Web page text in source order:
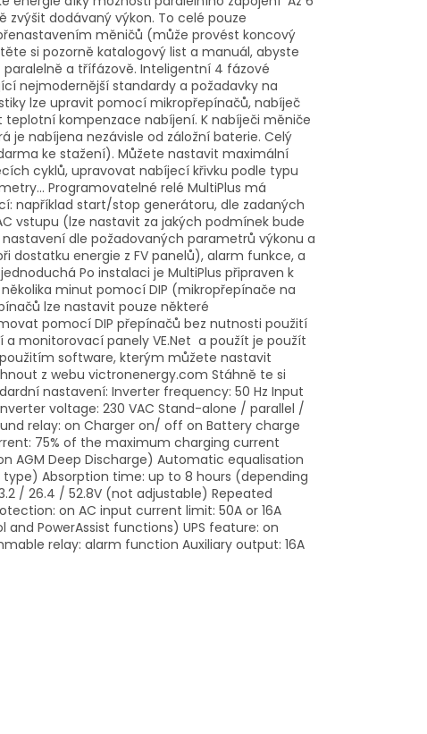
dodávaný výkon. To celé pouze
měničů (může provést koncový
si pozorně katalogový list a manuál, abyste
a třífázově. Inteligentní 4 fázové
nejmodernější standardy a požadavky na
lze upravit pomocí mikropřepínačů, nabíječ
kompenzace nabíjení. K nabíječi měniče
je nabíjena nezávisle od záložní baterie. Celý
ke stažení). Můžete nastavit maximální
cyklů, upravovat nabíjecí křivku podle typu
Programovatelné relé MultiPlus má
například start/stop generátoru, dle zadaných
vstupu (lze nastavit za jakých podmínek bude
dle požadovaných parametrů výkonu a
dostatku energie z FV panelů), alarm funkce, a
Po instalaci je MultiPlus připraven k
minut pomocí DIP (mikropřepínače na
lze nastavit pouze některé
pomocí DIP přepínačů bez nutnosti použití
monitorovací panely VE.Net a použít je použít
software, kterým můžete nastavit
z webu victronenergy.com Stáhně te si
nastavení: Inverter frequency: 50 Hz Input
voltage: 230 VAC Stand-alone / parallel /
relay: on Charger on/ off on Battery charge
75% of the maximum charging current
AGM Deep Discharge) Automatic equalisation
Absorption time: up to 8 hours (depending
/ 26.4 / 52.8V (not adjustable) Repeated
on AC input current limit: 50A or 16A
PowerAssist functions) UPS feature: on
relay: alarm function Auxiliary output: 16A